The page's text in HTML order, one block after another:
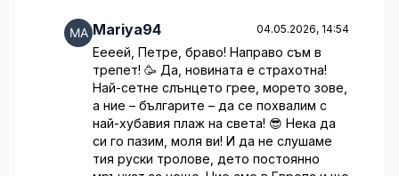
Mariya94 04.05.2026, 14:54
Еееей, Петре, браво! Направо съм в
трепет! 🥳 Да, новината е страхотна!
Най-сетне слънцето грее, морето зове,
а ние – българите – да се похвалим с
най-хубавия плаж на света! 😎 Нека да
си го пазим, моля ви! И да не слушаме
тия руски тролове, дето постоянно